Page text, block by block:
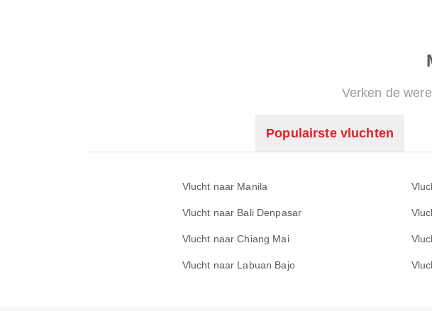
Verken de
Populairste vluchten
Vlucht naar Manila
Vlucht naar Bali Denpasar
Vlucht naar Chiang Mai
Vlucht naar Labuan Bajo